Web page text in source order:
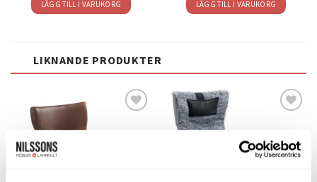
LÄGG TILL I VARUKORG LÄGG TILL I VARUKORG
LIKNANDE PRODUKTER
till i
önskelistan